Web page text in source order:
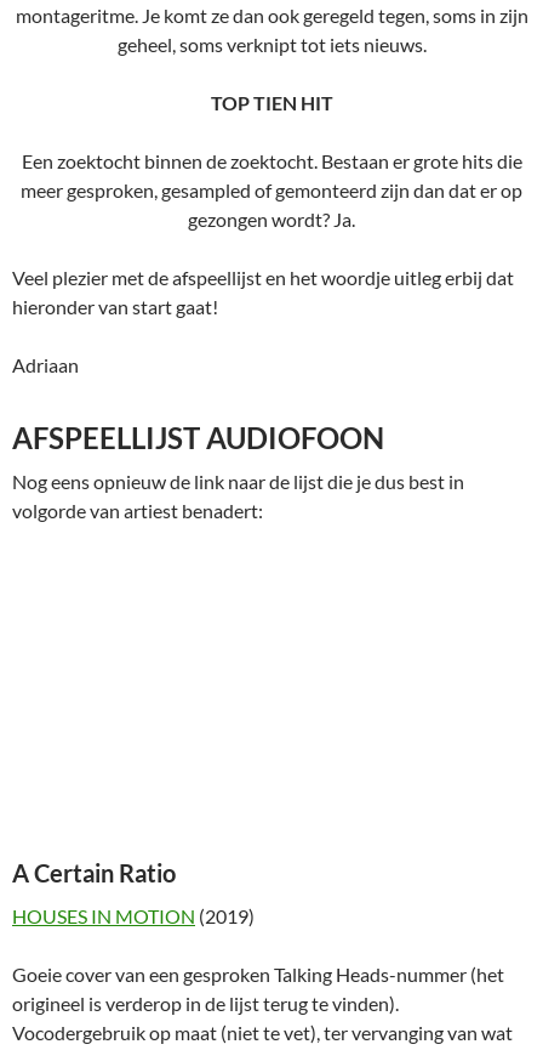
montageritme. Je komt ze dan ook geregeld tegen, soms in zijn
geheel, soms verknipt tot iets nieuws.
TOP TIEN HIT
Een zoektocht binnen de zoektocht. Bestaan er grote hits die
meer gesproken, gesampled of gemonteerd zijn dan dat er op
gezongen wordt? Ja.
Veel plezier met de afspeellijst en het woordje uitleg erbij dat
hieronder van start gaat!
Adriaan
AFSPEELLIJST AUDIOFOON
Nog eens opnieuw de link naar de lijst die je dus best in
volgorde van artiest benadert:
A Certain Ratio
HOUSES IN MOTION (2019)
Goeie cover van een gesproken Talking Heads-nummer (het
origineel is verderop in de lijst terug te vinden).
Vocodergebruik op maat (niet te vet), ter vervanging van wat